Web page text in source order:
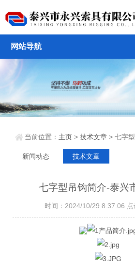
网站导航
当前位置： 主页 >技术文章 > 七字型
新闻动态 技术文章
七字型吊钩简介-泰兴
时间：2024/10/29 8:37:06